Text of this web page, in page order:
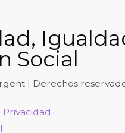
Social
| Derechos